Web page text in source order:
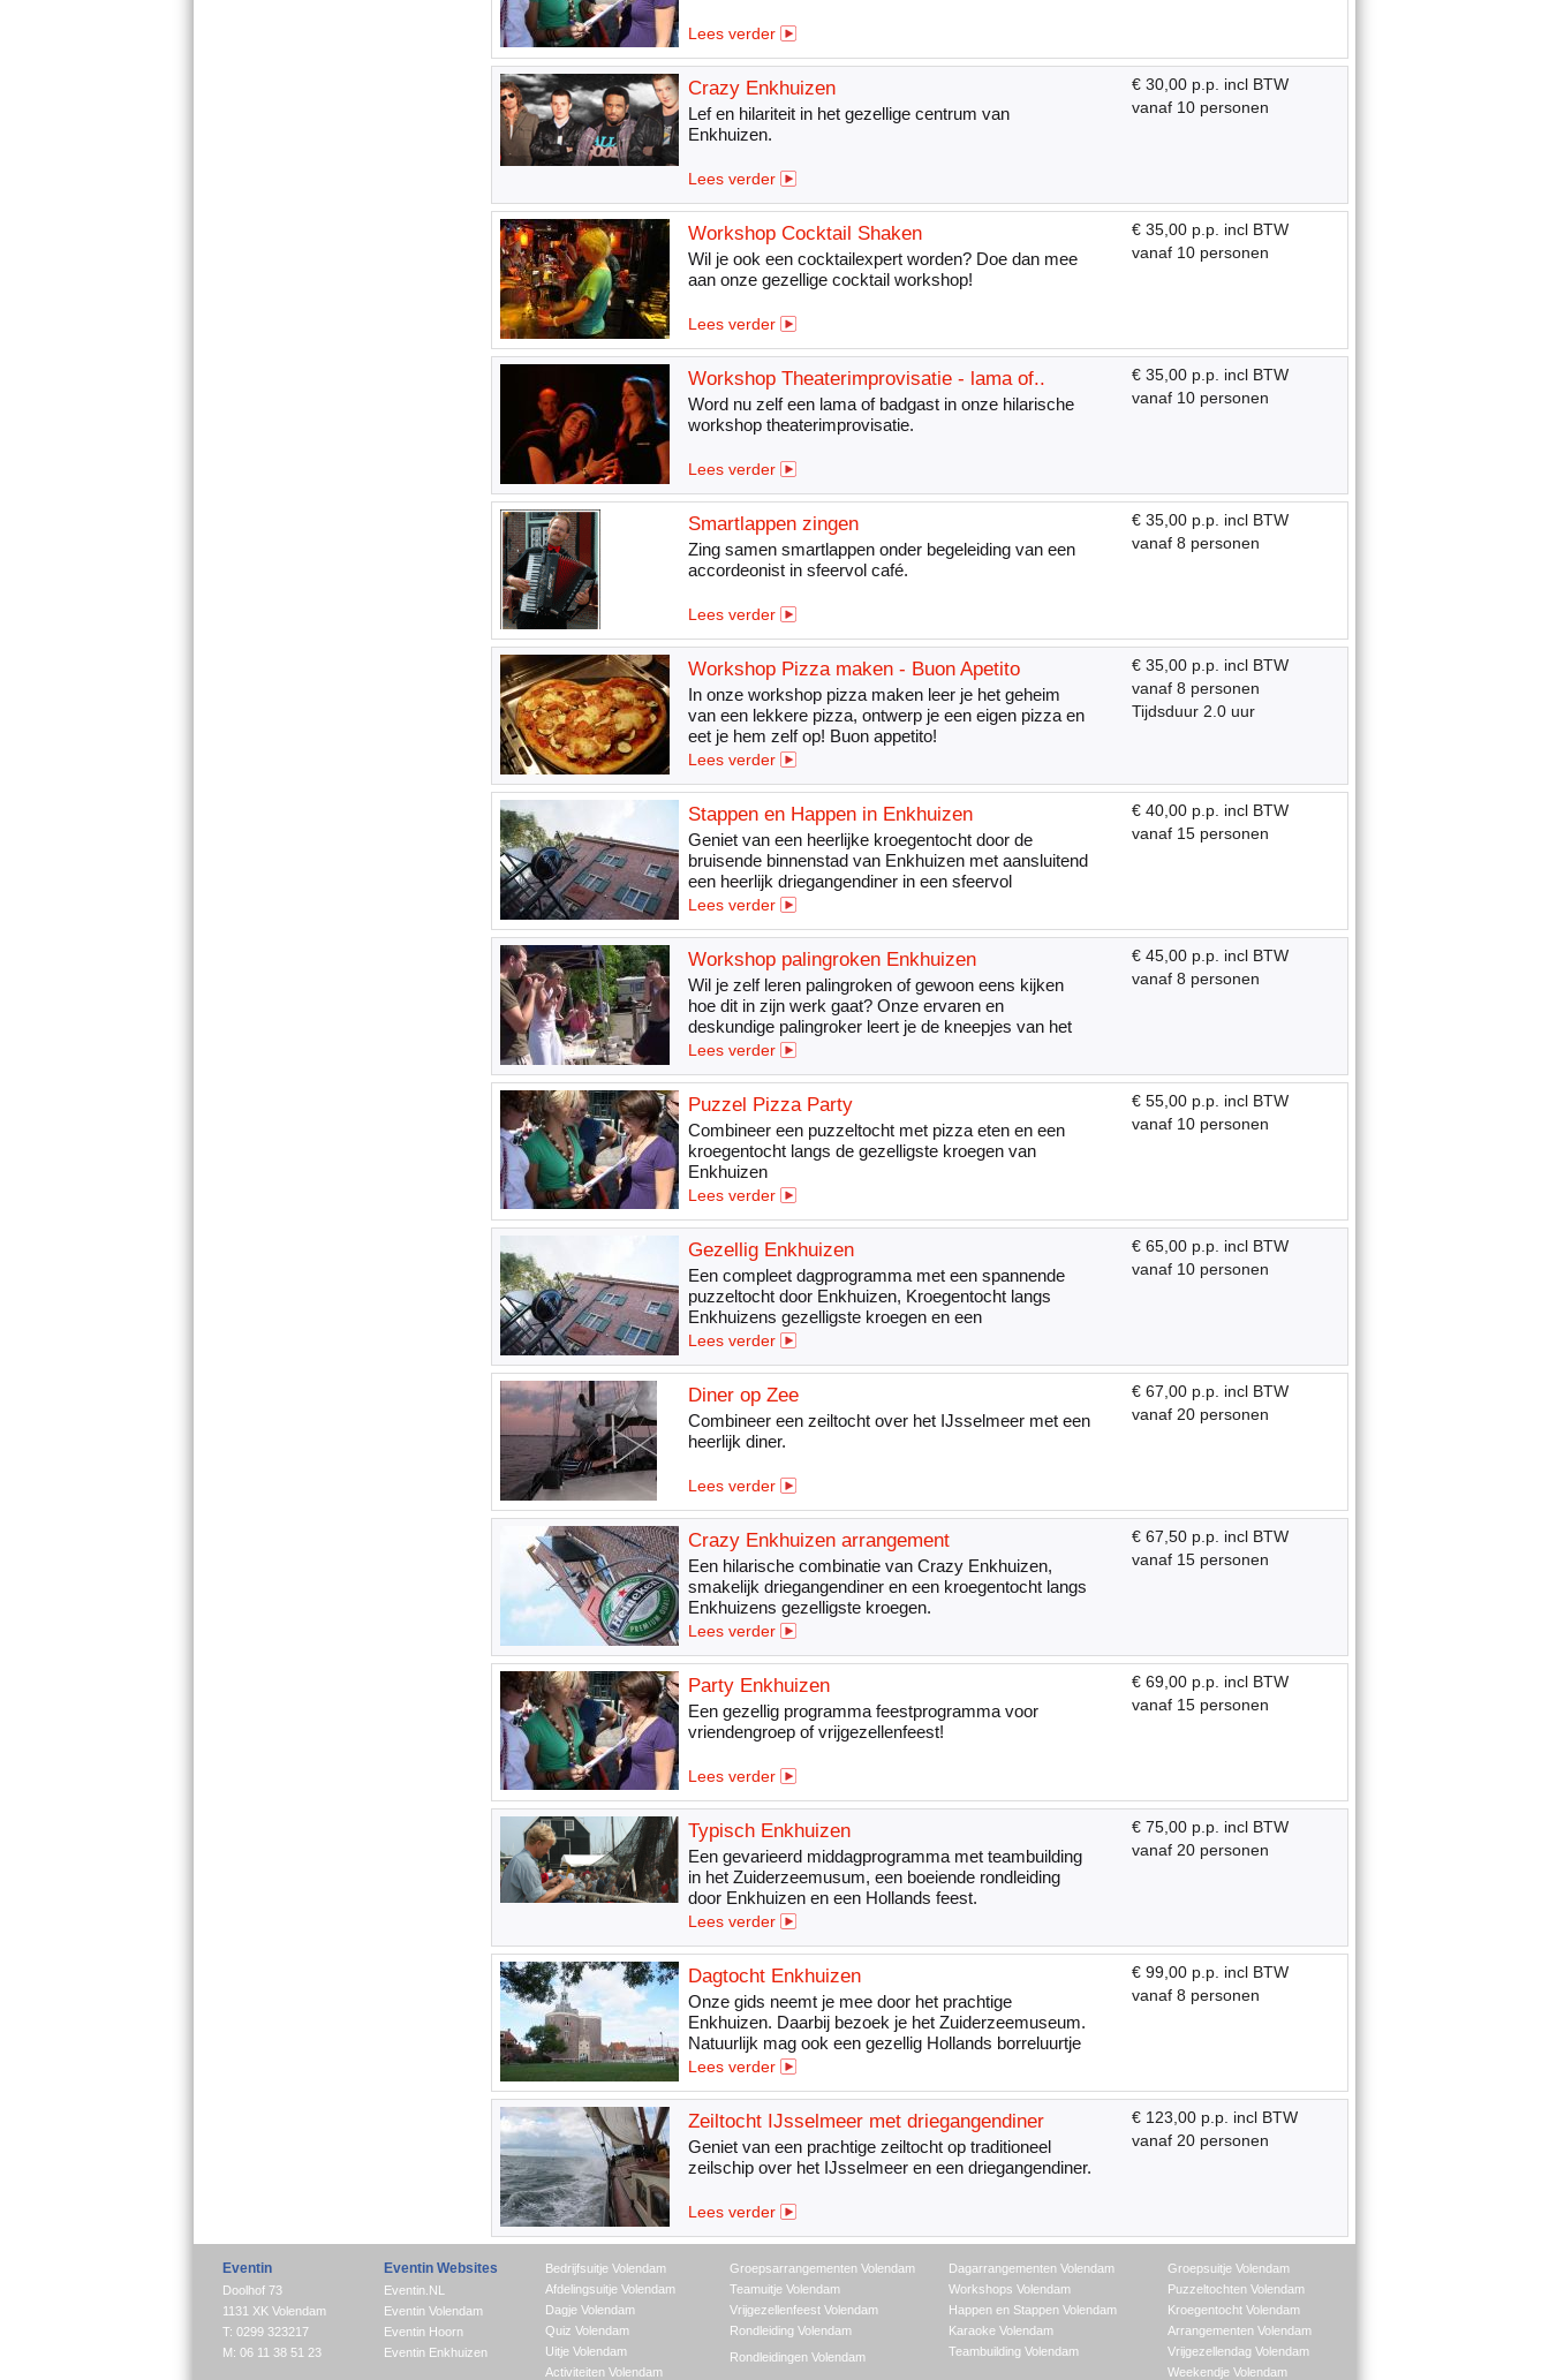
Lees verder
Crazy Enkhuizen
Lef en hilariteit in het gezellige centrum van
Enkhuizen.
Lees verder
€ 30,00 p.p. incl BTW
vanaf 10 personen
Workshop Cocktail Shaken
Wil je ook een cocktailexpert worden? Doe dan mee
aan onze gezellige cocktail workshop!
Lees verder
€ 35,00 p.p. incl BTW
vanaf 10 personen
Workshop Theaterimprovisatie - lama of..
Word nu zelf een lama of badgast in onze hilarische
workshop theaterimprovisatie.
Lees verder
€ 35,00 p.p. incl BTW
vanaf 10 personen
Smartlappen zingen
Zing samen smartlappen onder begeleiding van een
accordeonist in sfeervol café.
Lees verder
€ 35,00 p.p. incl BTW
vanaf 8 personen
Workshop Pizza maken - Buon Apetito
In onze workshop pizza maken leer je het geheim
van een lekkere pizza, ontwerp je een eigen pizza en
eet je hem zelf op! Buon appetito!
Lees verder
€ 35,00 p.p. incl BTW
vanaf 8 personen
Tijdsduur 2.0 uur
Stappen en Happen in Enkhuizen
Geniet van een heerlijke kroegentocht door de
bruisende binnenstad van Enkhuizen met aansluitend
een heerlijk driegangendiner in een sfeervol
restaurant aan de..
Lees verder
€ 40,00 p.p. incl BTW
vanaf 15 personen
Workshop palingroken Enkhuizen
Wil je zelf leren palingroken of gewoon eens kijken
hoe dit in zijn werk gaat? Onze ervaren en
deskundige palingroker leert je de kneepjes van het
vak.
Lees verder
€ 45,00 p.p. incl BTW
vanaf 8 personen
Puzzel Pizza Party
Combineer een puzzeltocht met pizza eten en een
kroegentocht langs de gezelligste kroegen van
Enkhuizen
Lees verder
€ 55,00 p.p. incl BTW
vanaf 10 personen
Gezellig Enkhuizen
Een compleet dagprogramma met een spannende
puzzeltocht door Enkhuizen, Kroegentocht langs
Enkhuizens gezelligste kroegen en een
driegangendiner.
Lees verder
€ 65,00 p.p. incl BTW
vanaf 10 personen
Diner op Zee
Combineer een zeiltocht over het IJsselmeer met een
heerlijk diner.
Lees verder
€ 67,00 p.p. incl BTW
vanaf 20 personen
Crazy Enkhuizen arrangement
Een hilarische combinatie van Crazy Enkhuizen,
smakelijk driegangendiner en een kroegentocht langs
Enkhuizens gezelligste kroegen.
Lees verder
€ 67,50 p.p. incl BTW
vanaf 15 personen
Party Enkhuizen
Een gezellig programma feestprogramma voor
vriendengroep of vrijgezellenfeest!
Lees verder
€ 69,00 p.p. incl BTW
vanaf 15 personen
Typisch Enkhuizen
Een gevarieerd middagprogramma met teambuilding
in het Zuiderzeemusum, een boeiende rondleiding
door Enkhuizen en een Hollands feest.
Lees verder
€ 75,00 p.p. incl BTW
vanaf 20 personen
Dagtocht Enkhuizen
Onze gids neemt je mee door het prachtige
Enkhuizen. Daarbij bezoek je het Zuiderzeemuseum.
Natuurlijk mag ook een gezellig Hollands borreluurtje
met karaoke..
Lees verder
€ 99,00 p.p. incl BTW
vanaf 8 personen
Zeiltocht IJsselmeer met driegangendiner
Geniet van een prachtige zeiltocht op traditioneel
zeilschip over het IJsselmeer en een driegangendiner.
Lees verder
€ 123,00 p.p. incl BTW
vanaf 20 personen
Eventin
Doolhof 73
1131 XK Volendam
T: 0299 323217
M: 06 11 38 51 23
Eventin Websites
Eventin.NL
Eventin Volendam
Eventin Hoorn
Eventin Enkhuizen
Bedrijfsuitje Volendam
Afdelingsuitje Volendam
Dagje Volendam
Quiz Volendam
Uitje Volendam
Activiteiten Volendam
Groepsarrangementen Volendam
Teamuitje Volendam
Vrijgezellenfeest Volendam
Rondleiding Volendam
Rondleidingen Volendam
Dagarrangementen Volendam
Workshops Volendam
Happen en Stappen Volendam
Karaoke Volendam
Teambuilding Volendam
Groepsuitje Volendam
Puzzeltochten Volendam
Kroegentocht Volendam
Arrangementen Volendam
Vrijgezellendag Volendam
Weekendje Volendam